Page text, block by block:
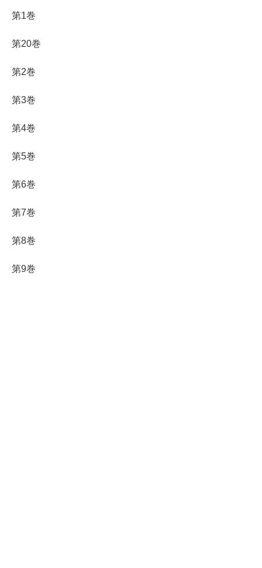
第1巻
第20巻
第2巻
第3巻
第4巻
第5巻
第6巻
第7巻
第8巻
第9巻